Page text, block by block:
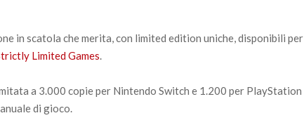
in scatola che merita, con limited edition uniche, disponibili per
Limited Games.
a 3.000 copie per Nintendo Switch e 1.200 per PlayStation
di gioco.